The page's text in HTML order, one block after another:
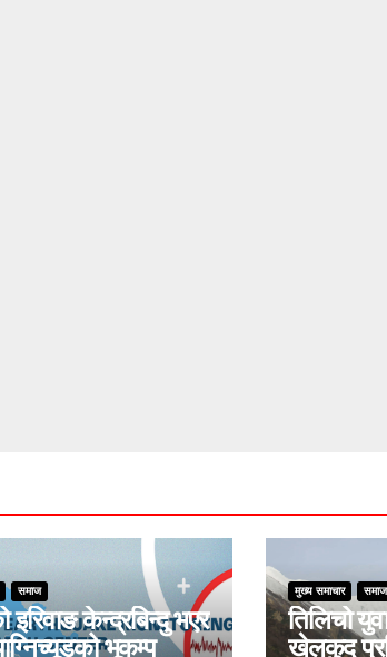
समाज
इरिवाङ केन्द्रबिन्दु भएर
भूकम्प
मुख्य समाचार समाज
तिलिचो
खेलकुद